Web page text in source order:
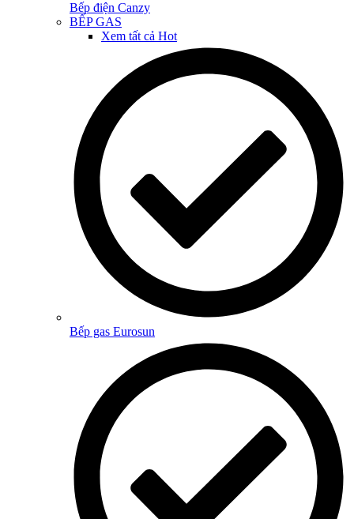
Bếp điện Canzy
BẾP GAS
Xem tất cả Hot
Bếp gas Eurosun